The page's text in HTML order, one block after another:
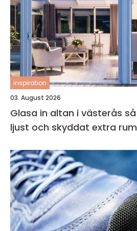
inspiration
03. August 2026
Glasa in altan i västerås så skapar du ett
ljust och skyddat extra rum